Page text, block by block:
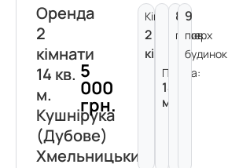
Оренда
2
кімнати
14 кв.
м.
Кушнірука
(Дубове)
Хмельницький
5
000
грн.
Кімнат:
2
кімнати
Площа:
14
м²
8
поверх
9
пов.
будинок